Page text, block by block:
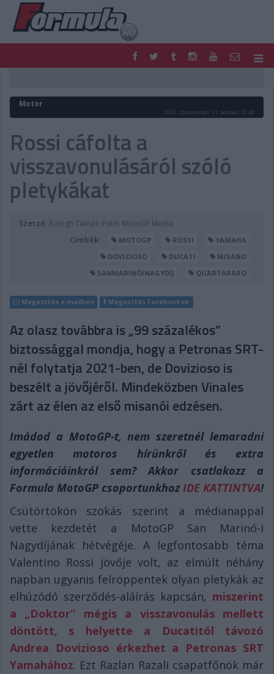
FORMULA
MOTOR
HAZAI
PODCAST
SHOP
LIVE
TIPPJÁTÉK
DIGITÁLIS MAGAZIN
PONTÁLLÁSOK
VERSENYNAPTÁRAK
Motor
2020. szeptember 11. péntek, 10:44
Rossi cáfolta a
visszavonulásáról szóló
pletykákat
Szerző: Balogh Tamás; Fotó: MotoGP Media
Címkék:
MOTOGP ROSSI
YAMAHA
DOVIZIOSO
DUCATI
MISANO
SANMARINÓINAGYDÍJ
QUARTARARO
Megosztás e-mailben Megosztás Facebookon
Az olasz továbbra is „99 százalékos”
biztossággal mondja, hogy a Petronas SRT-
nél folytatja 2021-ben, de Dovizioso is
beszélt a jövőjéről. Mindeközben Vinales
zárt az élen az első misanói edzésen.
Imádod a MotoGP-t, nem szeretnél lemaradni
egyetlen motoros hírünkről és extra
információinkról sem? Akkor csatlakozz a
Formula MotoGP csoportunkhozIDE KATTINTVA!
Csütörtökön szokás szerint a médianappal
vette kezdetét a MotoGP San Marinó-i
Nagydíjának hétvégéje. A legfontosabb téma
Valentino Rossi jövője volt, az elmúlt néhány
napban ugyanis felröppentek olyan pletykák az
elhúzódó szerződés-aláírás kapcsán, miszerint
a „Doktor” mégis a visszavonulás mellett
döntött, s helyette a Ducatitól távozó
Andrea Dovizioso érkezhet a Petronas SRT
Yamahához. Ezt Razlan Razali csapatfőnök már